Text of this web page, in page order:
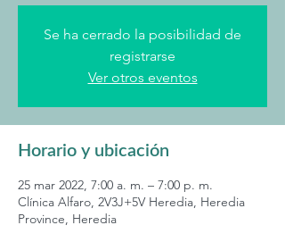
Se ha cerrado la posibilidad de
registrarse
Ver otros eventos
Horario y ubicación
25 mar 2022, 7:00 a. m. – 7:00 p. m.
Clínica Alfaro, 2V3J+5V Heredia, Heredia
Province, Heredia